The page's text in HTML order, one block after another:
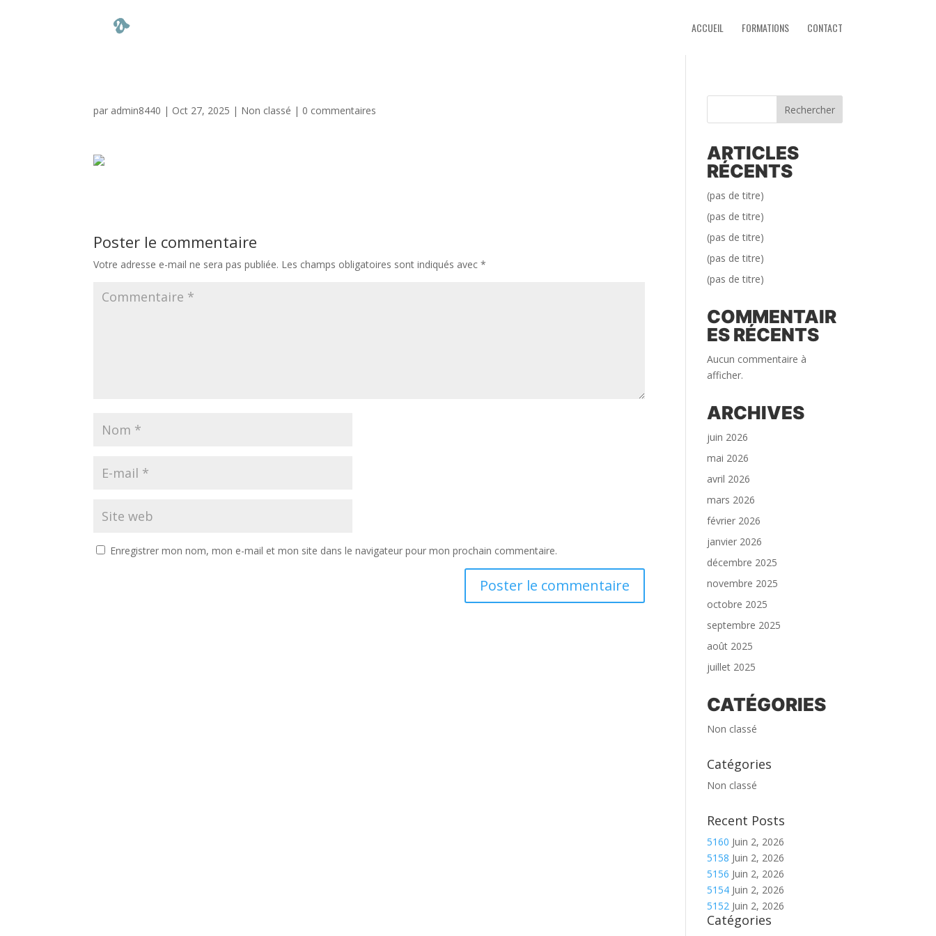
ACCUEIL FORMATIONS CONTACT
par admin8440 | Oct 27, 2025 | Non classé | 0 commentaires
Poster le commentaire
Votre adresse e-mail ne sera pas publiée. Les champs obligatoires sont indiqués avec*
Enregistrer mon nom, mon e-mail et mon site dans le navigateur pour mon prochain commentaire.
Rechercher
ARTICLES
RÉCENTS
(pas de titre)
(pas de titre)
(pas de titre)
(pas de titre)
(pas de titre)
COMMENTAIR
ES RÉCENTS
Aucun commentaire à
afficher.
ARCHIVES
juin 2026
mai 2026
avril 2026
mars 2026
février 2026
janvier 2026
décembre 2025
novembre 2025
octobre 2025
septembre 2025
août 2025
juillet 2025
CATÉGORIES
Non classé
Catégories
Non classé
Recent Posts
5160 Juin 2, 2026
5158 Juin 2, 2026
5156 Juin 2, 2026
5154 Juin 2, 2026
5152 Juin 2, 2026
Catégories